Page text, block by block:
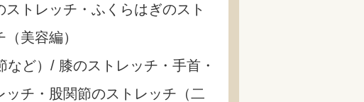
トレッチ・ふくらはぎのスト
美容編）
ど）/ 膝のストレッチ・手首・
チ・股関節のストレッチ（二